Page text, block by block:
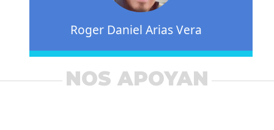
Roger Daniel Arias Vera
NOS APOYAN